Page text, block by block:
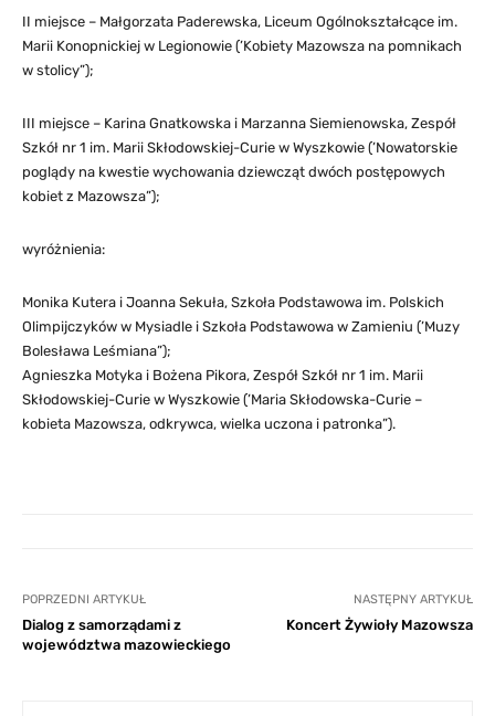
II miejsce – Małgorzata Paderewska, Liceum Ogólnokształcące im.
Marii Konopnickiej w Legionowie (’Kobiety Mazowsza na pomnikach
w stolicy”);
III miejsce – Karina Gnatkowska i Marzanna Siemienowska, Zespół
Szkół nr 1 im. Marii Skłodowskiej-Curie w Wyszkowie (’Nowatorskie
poglądy na kwestie wychowania dziewcząt dwóch postępowych
kobiet z Mazowsza”);
wyróżnienia:
Monika Kutera i Joanna Sekuła, Szkoła Podstawowa im. Polskich
Olimpijczyków w Mysiadle i Szkoła Podstawowa w Zamieniu (’Muzy
Bolesława Leśmiana”);
Agnieszka Motyka i Bożena Pikora, Zespół Szkół nr 1 im. Marii
Skłodowskiej-Curie w Wyszkowie (’Maria Skłodowska-Curie –
kobieta Mazowsza, odkrywca, wielka uczona i patronka”).
POPRZEDNI ARTYKUŁ
Dialog z samorządami z
województwa mazowieckiego
NASTĘPNY ARTYKUŁ
Koncert Żywioły Mazowsza